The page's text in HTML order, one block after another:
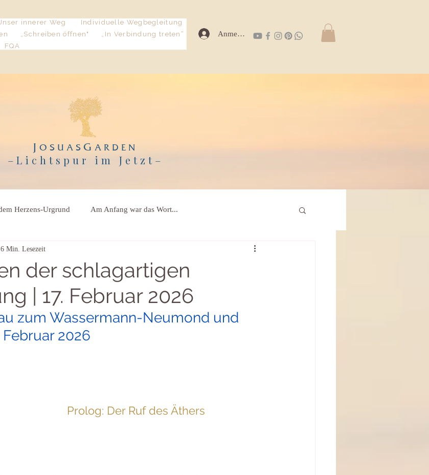
innerer Weg
Individuelle Wegbegleitung
„Schreiben öffnen"
„In Verbindung treten“
FQA
Anmelden
J OSUAS G ARDEN
–Lichtspur im Jetzt –
Herzens-Urgrund Am Anfang war das Wort...
der Sterne Gedanken zu Gast
der schlagartigen
| 17. Februar 2026
6 Min. Lesezeit
zum Wassermann-Neumond und
2026
Prolog: Der Ruf des Äthers